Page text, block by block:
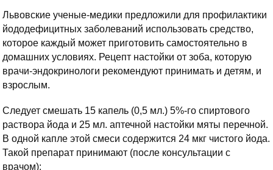
Львовские ученые-медики предложили для профилактики
йододефицитных заболеваний использовать средство,
которое каждый может приготовить самостоятельно в
домашних условиях. Рецепт настойки от зоба, которую
врачи-эндокринологи рекомендуют принимать и детям, и
взрослым.
Следует смешать 15 капель (0,5 мл.) 5%-го спиртового
раствора йода и 25 мл. аптечной настойки мяты перечной.
В одной капле этой смеси содержится 24 мкг чистого йода.
Такой препарат принимают (после консультации с
врачом):